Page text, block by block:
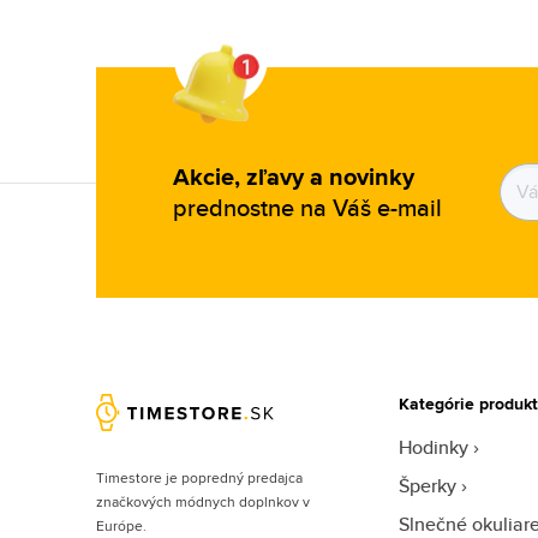
Clarins (3)
Clean (57)
Coach (47)
Costume National (11)
Courreges (12)
Cuba (102)
David Beckham (51)
Davidoff (65)
Akcie, zľavy a novinky
prednostne na Váš e-mail
Timestore je popredný predajca
značkových módnych doplnkov v
Európe.
Kategórie
Hodinky
Šperky
Slnečné